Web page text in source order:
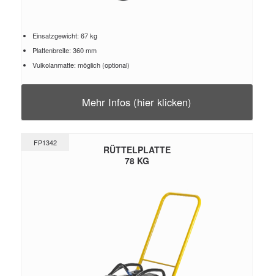
Einsatzgewicht: 67 kg
Plattenbreite: 360 mm
Vulkolanmatte: möglich (optional)
Mehr Infos (hier klicken)
FP1342
RÜTTELPLATTE
78 KG